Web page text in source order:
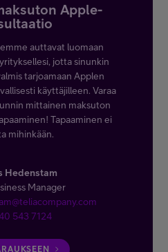
Apple-
auttavat luomaan
jotta sinunkin
tarjoamaan Applen
käyttäjilleen. Varaa
mittainen maksuton
Tapaaminen ei
mihinkään.
Hedenstam
Manager
543 7124